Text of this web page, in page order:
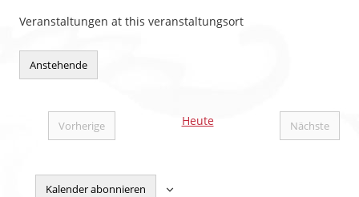
Veranstaltungen at this veranstaltungsort
Anstehende
Vorherige
Veranstaltungen
Heute
Nächste
Kalender abonnieren